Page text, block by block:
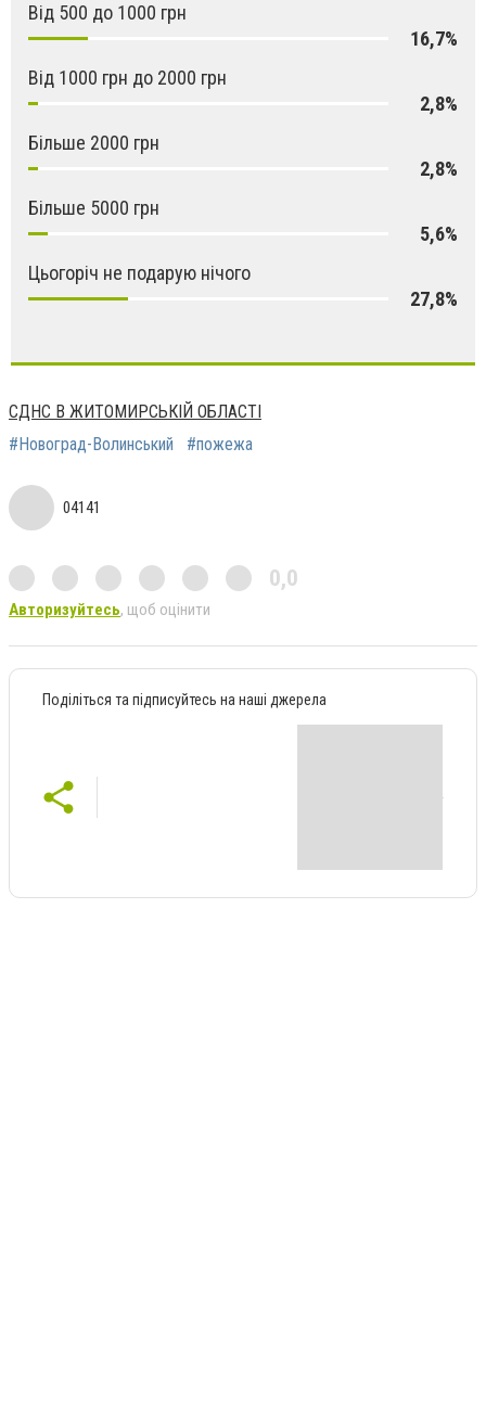
Від 500 до 1000 грн
16,7%
Від 1000 грн до 2000 грн
2,8%
Більше 2000 грн
2,8%
Більше 5000 грн
5,6%
Цьогоріч не подарую нічого
27,8%
СДНС В ЖИТОМИРСЬКІЙ ОБЛАСТІ
#Новоград-Волинський
#пожежа
04141
0,0
Авторизуйтесь, щоб оцінити
Поділіться та підписуйтесь на наші джерела